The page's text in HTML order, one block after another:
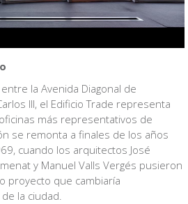
la Avenida Diagonal de
III, el Edificio Trade representa
más representativos de
se remonta a finales de los años
cuando los arquitectos José
y Manuel Valls Vergés pusieron
proyecto que cambiaría
la ciudad.